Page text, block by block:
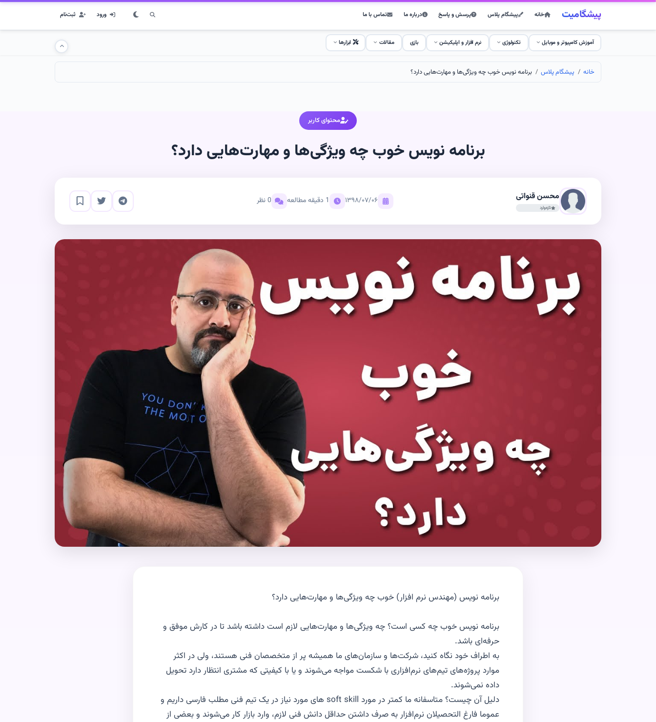
پیشگامیت خانه پیشگام پلاس پرسش و پاسخ درباره ما تماس با ما ورود ثبت‌نام
آموزش کامپیوتر و موبایل تکنولوژی نرم افزار و اپلیکیشن بازی مقالات ابزارها
خانه پیشگام پلاس برنامه نویس خوب چه ویژگی‌ها و مهارت‌هایی دارد؟
محتوای کاربر
برنامه نویس خوب چه ویژگی‌ها و مهارت‌هایی دارد؟
محسن قنواتی
تازه‌وارد
۱۳۹۸/۰۷/۰۶ 1 دقیقه مطالعه 0 نظر
برنامه نویس (مهندس نرم افزار) خوب چه ویژگی‌ها و مهارت‌هایی دارد؟
برنامه نویس خوب چه کسی است؟ چه ویژگی‌ها و مهارت‌هایی لازم است داشته باشد تا در کارش موفق و
حرفه‌ای باشد.
به اطراف خود نگاه کنید، شرکت‌ها و سازمان‌های ما همیشه پر از متخصصان فنی هستند، ولی در اکثر
موارد پروژه‌های تیم‌های نرم‌افزاری با شکست مواجه می‌شوند و یا با کیفیتی که مشتری انتظار دارد تحویل
داده نمی‌شوند.
دلیل آن چیست؟ متاسفانه ما کمتر در مورد soft skill های مورد نیاز در یک تیم فنی مطلب فارسی داریم و
عموما فارغ التحصیلان نرم‌افزار به صرف داشتن حداقل دانش فنی لازم، وارد بازار کار می‌شوند و بعضی از